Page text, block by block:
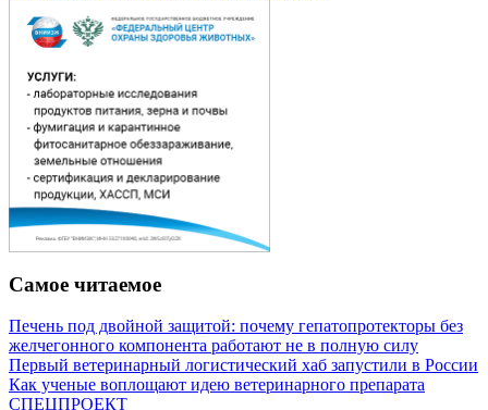
Самое читаемое
Печень под двойной защитой: почему гепатопротекторы без
желчегонного компонента работают не в полную силу
Первый ветеринарный логистический хаб запустили в России
Как ученые воплощают идею ветеринарного препарата
СПЕЦПРОЕКТ